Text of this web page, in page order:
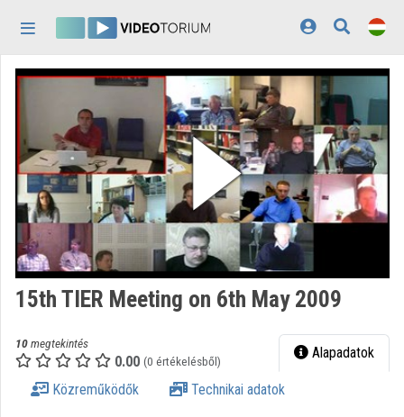
Kezdőlap
Bejelentkezés
Felfedezés
Kategóriák
Lejátszási listák
Intézmények
Közreműködők
Megjelenés:
15th TIER Meeting on 6th May 2009
10megtekintés
0.00 (0 értékelésből) Alapadatok
Közreműködők Technikai adatok